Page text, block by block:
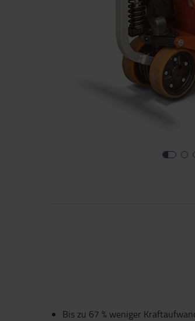
Bis zu 67 % weniger